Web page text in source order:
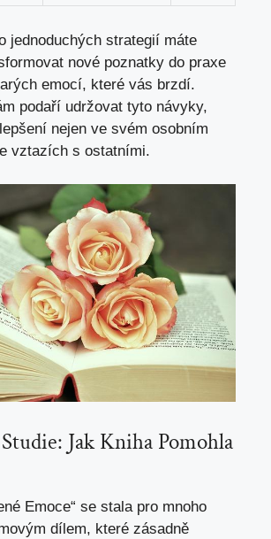
jednoduchých strategií máte
nové poznatky do praxe
emocí, které vás brzdí.
podaří udržovat tyto návyky,
nejen ve svém osobním
vztazích s ostatními.
Jak Kniha Pomohla
Emoce“ se stala pro mnoho
dílem, které zásadně